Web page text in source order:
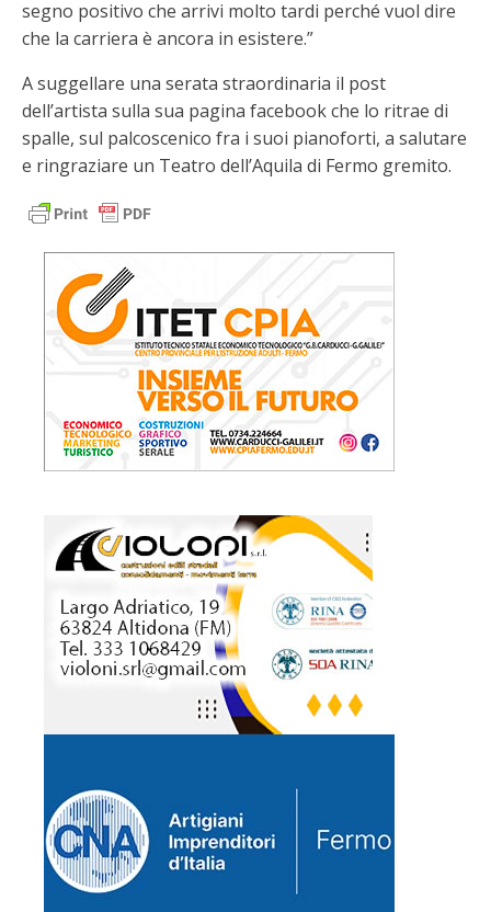
segno positivo che arrivi molto tardi perché vuol dire
che la carriera è ancora in esistere.”
A suggellare una serata straordinaria il post
dell’artista sulla sua pagina facebook che lo ritrae di
spalle, sul palcoscenico fra i suoi pianoforti, a salutare
e ringraziare un Teatro dell’Aquila di Fermo gremito.